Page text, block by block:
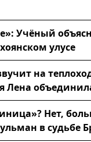
Учёный
улусе
на
Лена
Нет,
в судьбе